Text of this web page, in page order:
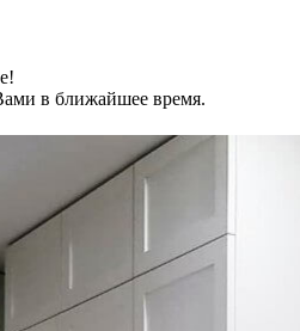
в ближайшее время.